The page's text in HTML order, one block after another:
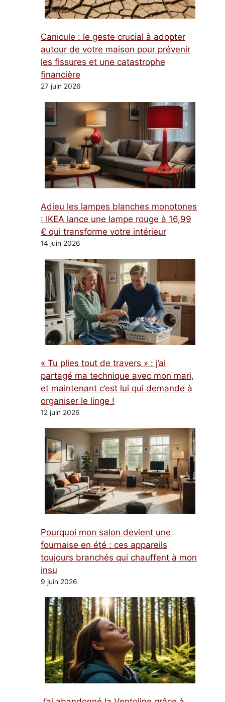
Canicule : le geste crucial à adopter
autour de votre maison pour prévenir
les fissures et une catastrophe
financière
27 juin 2026
Adieu les lampes blanches monotones
: IKEA lance une lampe rouge à 16,99
€ qui transforme votre intérieur
14 juin 2026
« Tu plies tout de travers » : j’ai
partagé ma technique avec mon mari,
et maintenant c’est lui qui demande à
organiser le linge !
12 juin 2026
Pourquoi mon salon devient une
fournaise en été : ces appareils
toujours branchés qui chauffent à mon
insu
9 juin 2026